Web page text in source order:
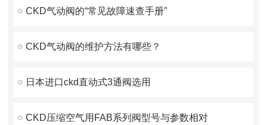
CKD气动阀的“常见故障速查手册”
CKD气动阀的维护方法有哪些？
日本进口ckd直动式3通阀选用
CKD压缩空气用FAB系列阀型号与参数相对